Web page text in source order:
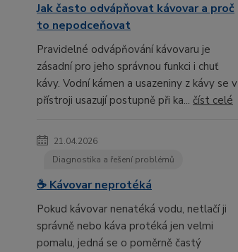
Jak často odvápňovat kávovar a proč
to nepodceňovat
Pravidelné odvápňování kávovaru je
zásadní pro jeho správnou funkci i chuť
kávy. Vodní kámen a usazeniny z kávy se v
přístroji usazují postupně při ka... číst celé
21.04.2026
Diagnostika a řešení problémů
☕ Kávovar neprotéká
Pokud kávovar nenatéká vodu, netlačí ji
správně nebo káva protéká jen velmi
pomalu, jedná se o poměrně častý